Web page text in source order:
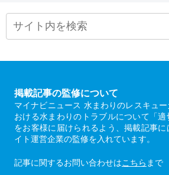
掲載記事の監修について
マイナビニュース 水まわりのレスキュ
おける水まわりのトラブルについて「適
をお客様に届けられるよう、掲載記事
イト運営企業の監修を入れています。
記事に関するお問い合わせはこちら まで